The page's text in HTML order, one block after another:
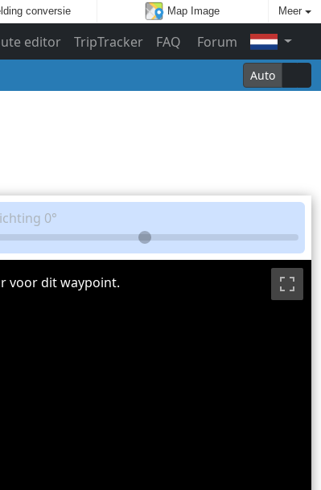
conversie Map Image Meer
editor TripTracker FAQ
Forum
Auto
0°
voor dit waypoint.